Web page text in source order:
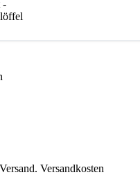
Versandkosten